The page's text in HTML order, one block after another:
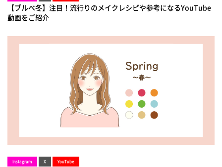
【ブルべ冬】注目！流行りのメイクレシピや参考になるYouTube
動画をご紹介
Instagram X YouTube